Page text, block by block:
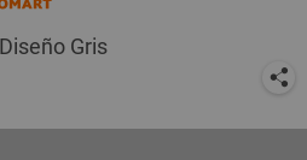
Gris